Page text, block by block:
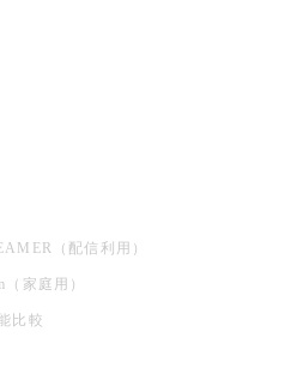
（配信利用）
家庭用）
比較